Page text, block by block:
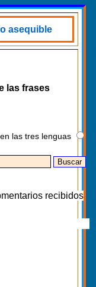
asequible
las frases
las tres lenguas
recibidos